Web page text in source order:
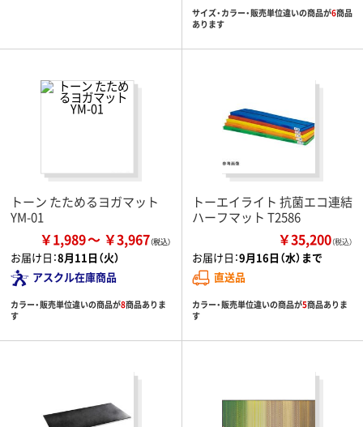
サイズ・カラー・販売単位違いの商品が6商品
あります
トーン たためるヨガマット
YM-01
￥1,989 ￥3,967
お届け日：8月11日（火）
アスクル在庫商品
カラー・販売単位違いの商品が8商品ありま
す
トーエイライト 抗菌エコ連結
ハーフマット T2586
￥35,200（税込）
お届け日：9月16日（水）まで
直送品
カラー・販売単位違いの商品が5商品ありま
す